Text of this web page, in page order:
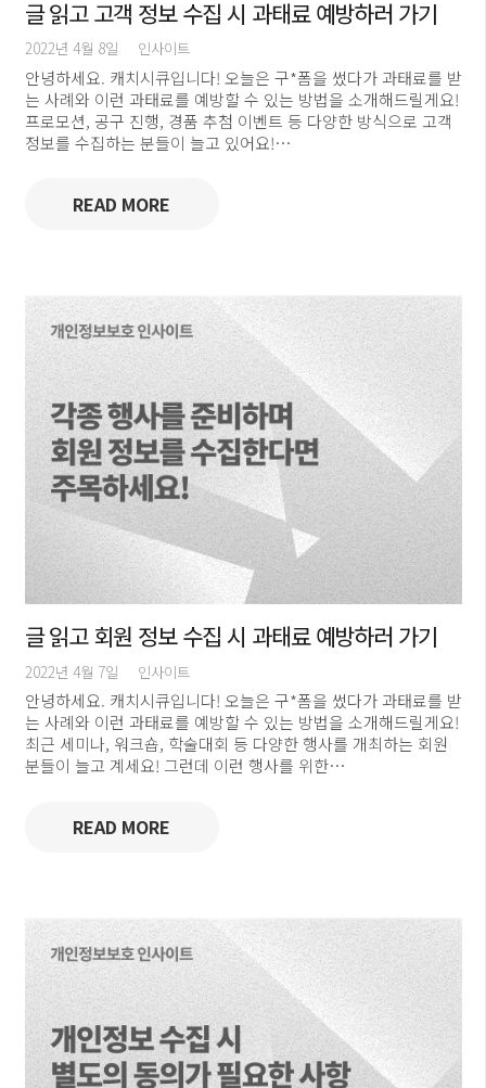
글 읽고 고객 정보 수집 시 과태료 예방하러 가기
2022년 4월 8일 인사이트
안녕하세요. 캐치시큐입니다! 오늘은 구*폼을 썼다가 과태료를 받
는 사례와 이런 과태료를 예방할 수 있는 방법을 소개해드릴게요!
프로모션, 공구 진행, 경품 추첨 이벤트 등 다양한 방식으로 고객
정보를 수집하는 분들이 늘고 있어요!…
READ MORE
글 읽고 회원 정보 수집 시 과태료 예방하러 가기
2022년 4월 7일 인사이트
안녕하세요. 캐치시큐입니다! 오늘은 구*폼을 썼다가 과태료를 받
는 사례와 이런 과태료를 예방할 수 있는 방법을 소개해드릴게요!
최근 세미나, 워크숍, 학술대회 등 다양한 행사를 개최하는 회원
분들이 늘고 계세요! 그런데 이런 행사를 위한…
READ MORE